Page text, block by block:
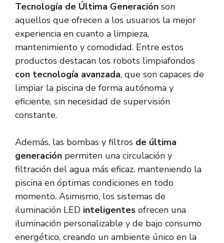
Tecnología de Última Generación son
aquellos que ofrecen a los usuarios la mejor
experiencia en cuanto a limpieza,
mantenimiento y comodidad. Entre estos
productos destacan los robots limpiafondos
con tecnología avanzada, que son capaces de
limpiar la piscina de forma autónoma y
eficiente, sin necesidad de supervisión
constante.
Además, las bombas y filtros de última
generación permiten una circulación y
filtración del agua más eficaz, manteniendo la
piscina en óptimas condiciones en todo
momento. Asimismo, los sistemas de
iluminación LED inteligentes ofrecen una
iluminación personalizable y de bajo consumo
energético, creando un ambiente único en la